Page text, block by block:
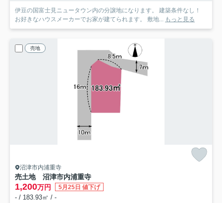
伊豆の国富士見ニュータウン内の分譲地になります。 建築条件なし！
お好きなハウスメーカーでお家が建てられます。 敷地... もっと見る
売地
沼津市内浦重寺
売土地 沼津市内浦重寺
1,200万円 5月25日 値下げ
- / 183.93㎡ / -